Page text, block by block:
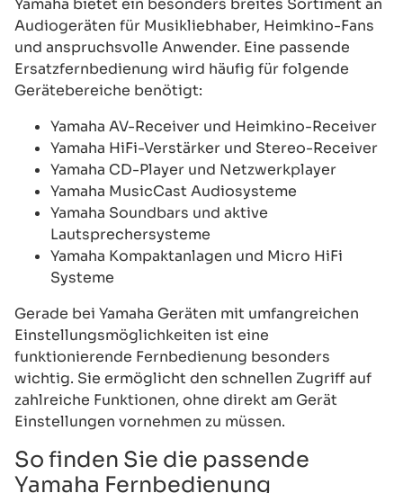
Yamaha bietet ein besonders breites Sortiment an
Audiogeräten für Musikliebhaber, Heimkino-Fans
und anspruchsvolle Anwender. Eine passende
Ersatzfernbedienung wird häufig für folgende
Gerätebereiche benötigt:
Yamaha AV-Receiver und Heimkino-Receiver
Yamaha HiFi-Verstärker und Stereo-Receiver
Yamaha CD-Player und Netzwerkplayer
Yamaha MusicCast Audiosysteme
Yamaha Soundbars und aktive
Lautsprechersysteme
Yamaha Kompaktanlagen und Micro HiFi
Systeme
Gerade bei Yamaha Geräten mit umfangreichen
Einstellungsmöglichkeiten ist eine
funktionierende Fernbedienung besonders
wichtig. Sie ermöglicht den schnellen Zugriff auf
zahlreiche Funktionen, ohne direkt am Gerät
Einstellungen vornehmen zu müssen.
So finden Sie die passende
Yamaha Fernbedienung